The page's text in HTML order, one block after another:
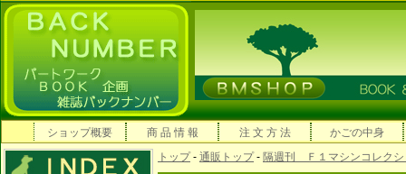
ショップ概要 商 品 情 報 注 文 方 法 かごの中身
トップ- 通販トップ- 隔週刊 Ｆ１マシンコレクシ